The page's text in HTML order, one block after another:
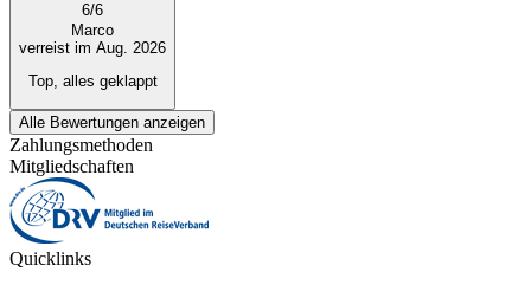
6/6
Marco
verreist im Aug. 2026
Top, alles geklappt
Alle Bewertungen anzeigen
Zahlungsmethoden
Mitgliedschaften
Quicklinks